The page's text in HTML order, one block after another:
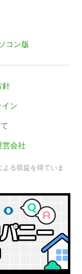
コン版
針
ン
営会社
る収益を得ていま